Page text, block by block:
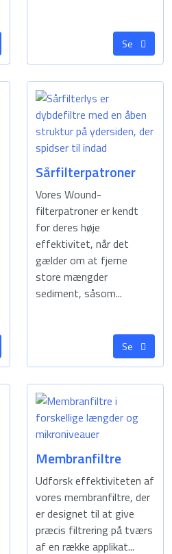
Se
Sårfilterpatroner
Vores Wound-
filterpatroner er kendt
for deres høje
effektivitet, når det
gælder om at fjerne
store mængder
sediment, såsom...
Se
Membranfiltre
Udforsk effektiviteten af
vores membranfiltre, der
er designet til at give
præcis filtrering på tværs
af en række applikat...